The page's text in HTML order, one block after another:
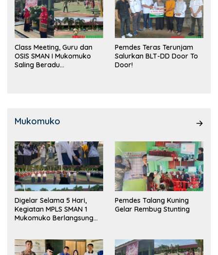
Class Meeting, Guru dan
OSIS SMAN I Mukomuko
Saling Beradu
Pemdes Teras Terunjam
Salurkan BLT-DD Door To
Door!
Mukomuko
Digelar Selama 5 Hari,
Kegiatan MPLS SMAN 1
Mukomuko Berlangsung
Pemdes Talang Kuning
Gelar Rembug Stunting